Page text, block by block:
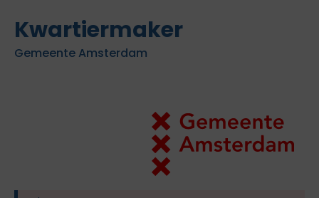
Kwartiermaker
Gemeente Amsterdam